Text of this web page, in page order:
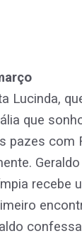
Lucinda,
que
pazes com
recebe